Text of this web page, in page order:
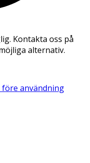
Kontakta oss på
alternativ.
före användning